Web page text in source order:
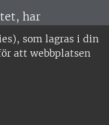
som lagras i din
att webbplatsen
har
är
är
•
•